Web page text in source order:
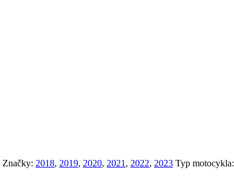
Značky: 2018, 2019, 2020, 2021 , 2022, 2023 Typ motocykla: